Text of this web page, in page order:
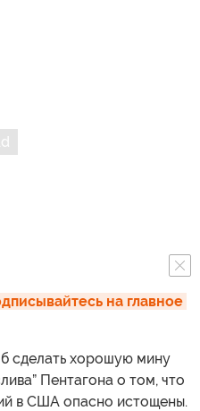
на главное
сделать хорошую мину
Пентагона о том, что
в США опасно истощены.